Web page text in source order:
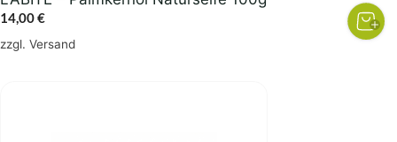
14,00€
zzgl. Versand